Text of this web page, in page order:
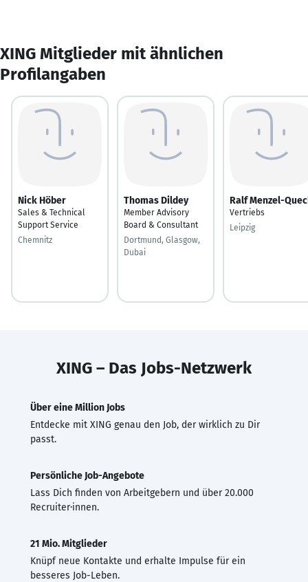
XING Mitglieder mit ähnlichen
Profilangaben
Nick Höber
Sales & Technical
Support Service
Chemnitz
Thomas Dildey
Member Advisory
Board & Consultant
Dortmund, Glasgow,
Dubai
Ralf Menzel-
Vertriebs
Leipzig
XING – Das Jobs-Netzwerk
Über eine Million Jobs
Entdecke mit XING genau den Job, der wirklich zu Dir
passt.
Persönliche Job-Angebote
Lass Dich finden von Arbeitgebern und über 20.000
Recruiter·innen.
21 Mio. Mitglieder
Knüpf neue Kontakte und erhalte Impulse für ein
besseres Job-Leben.